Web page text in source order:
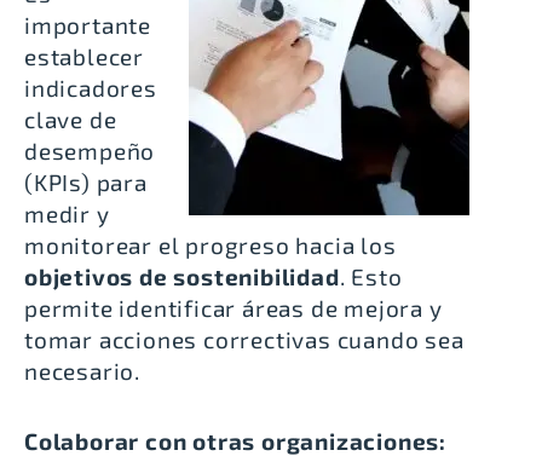
importante
establecer
indicadores
clave de
desempeño
(KPIs) para
medir y
monitorear el progreso hacia los
objetivos de sostenibilidad. Esto
permite identificar áreas de mejora y
tomar acciones correctivas cuando sea
necesario.
Colaborar con otras organizaciones: